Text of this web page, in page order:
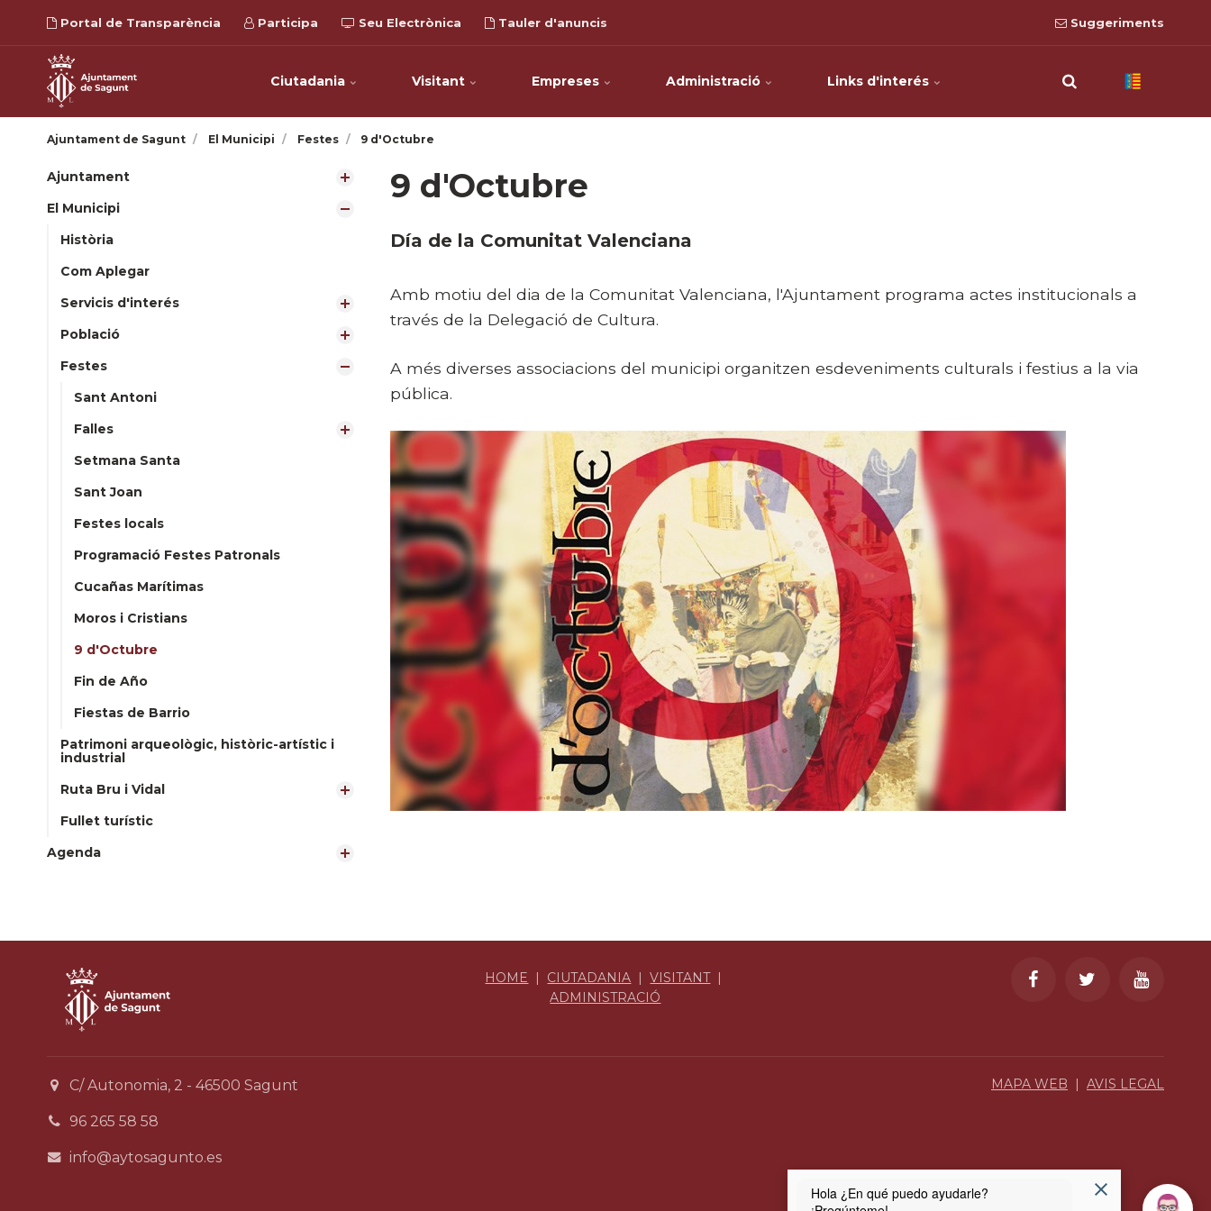
Portal de Transparència Participa Seu Electrònica Tauler d'anuncis Suggeriments
Ciutadania Visitant Empreses Administració Links d'interés
Ajuntament de Sagunt El Municipi Festes 9 d'Octubre
Ajuntament
El Municipi
Història
Com Aplegar
Servicis d'interés
Població
Festes
Sant Antoni
Falles
Setmana Santa
Sant Joan
Festes locals
Programació Festes Patronals
Cucañas Marítimas
Moros i Cristians
9 d'Octubre
Fin de Año
Fiestas de Barrio
Patrimoni arqueològic, històric-artístic i
industrial
Ruta Bru i Vidal
Fullet turístic
Agenda
9 d'Octubre
Día de la Comunitat Valenciana
Amb motiu del dia de la Comunitat Valenciana, l'Ajuntament programa actes institucionals a
través de la Delegació de Cultura.
A més diverses associacions del municipi organitzen esdeveniments culturals i festius a la via
pública.
HOME | CIUTADANIA |VISITANT|
ADMINISTRACIÓ
C/ Autonomia, 2 - 46500 Sagunt
96 265 58 58
info@aytosagunto.es
MAPA WEB | AVIS LEGAL